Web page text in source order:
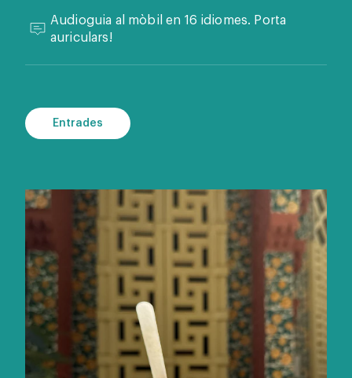
Audioguia al mòbil en 16 idiomes. Porta
auriculars!
Entrades